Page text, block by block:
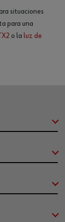
situaciones
para una
o la luz de